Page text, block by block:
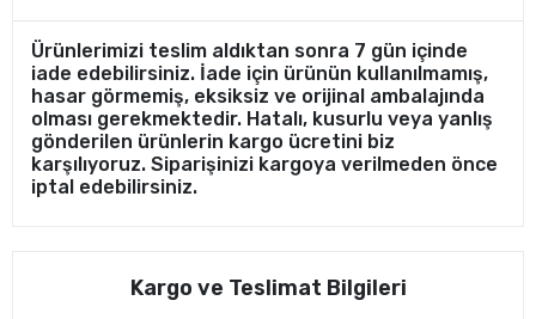
Ürünlerimizi teslim aldıktan sonra 7 gün içinde
iade edebilirsiniz. İade için ürünün kullanılmamış,
hasar görmemiş, eksiksiz ve orijinal ambalajında
olması gerekmektedir. Hatalı, kusurlu veya yanlış
gönderilen ürünlerin kargo ücretini biz
karşılıyoruz. Siparişinizi kargoya verilmeden önce
iptal edebilirsiniz.
Kargo ve Teslimat Bilgileri